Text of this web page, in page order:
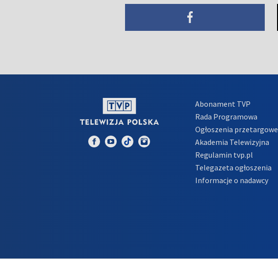
Abonament TVP
Rada Programowa
Ogłoszenia przetargowe
Akademia Telewizyjna
Regulamin tvp.pl
Telegazeta ogłoszenia
Informacje o nadawcy